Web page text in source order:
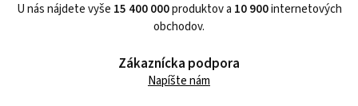
U nás nájdete vyše 15 400 000produktov a 10 900internetových
obchodov.
Zákaznícka podpora
Napíšte nám